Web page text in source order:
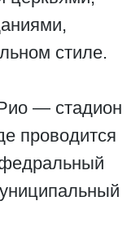
стиле.
— стадион
проводится